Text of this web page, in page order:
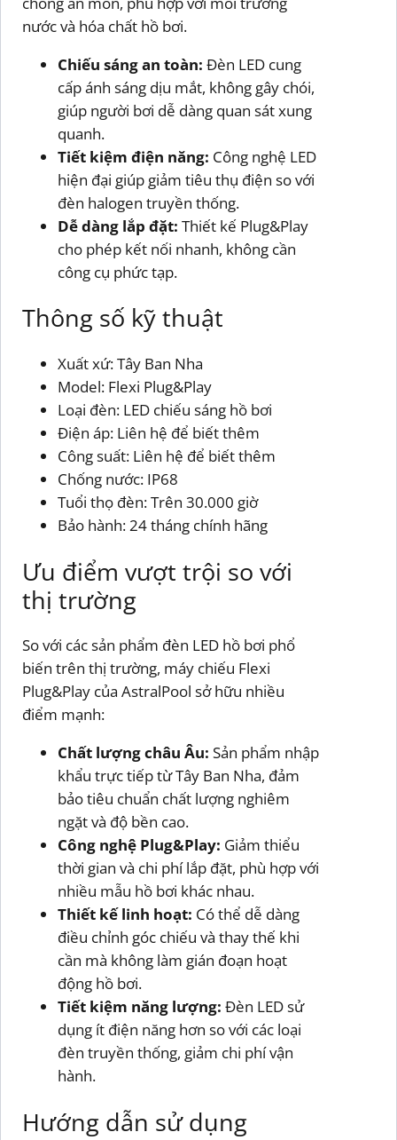
nước và hóa chất hồ bơi.
Chiếu sáng an toàn: Đèn LED cung
cấp ánh sáng dịu mắt, không gây chói,
giúp người bơi dễ dàng quan sát xung
quanh.
Tiết kiệm điện năng: Công nghệ LED
hiện đại giúp giảm tiêu thụ điện so với
đèn halogen truyền thống.
Dễ dàng lắp đặt: Thiết kế Plug&Play
cho phép kết nối nhanh, không cần
công cụ phức tạp.
Thông số kỹ thuật
Xuất xứ: Tây Ban Nha
Model: Flexi Plug&Play
Loại đèn: LED chiếu sáng hồ bơi
Điện áp: Liên hệ để biết thêm
Công suất: Liên hệ để biết thêm
Chống nước: IP68
Tuổi thọ đèn: Trên 30.000 giờ
Bảo hành: 24 tháng chính hãng
Ưu điểm vượt trội so với
thị trường
So với các sản phẩm đèn LED hồ bơi phổ
biến trên thị trường, máy chiếu Flexi
Plug&Play của AstralPool sở hữu nhiều
điểm mạnh:
Chất lượng châu Âu: Sản phẩm nhập
khẩu trực tiếp từ Tây Ban Nha, đảm
bảo tiêu chuẩn chất lượng nghiêm
ngặt và độ bền cao.
Công nghệ Plug&Play: Giảm thiểu
thời gian và chi phí lắp đặt, phù hợp với
nhiều mẫu hồ bơi khác nhau.
Thiết kế linh hoạt: Có thể dễ dàng
điều chỉnh góc chiếu và thay thế khi
cần mà không làm gián đoạn hoạt
động hồ bơi.
Tiết kiệm năng lượng: Đèn LED sử
dụng ít điện năng hơn so với các loại
đèn truyền thống, giảm chi phí vận
hành.
Hướng dẫn sử dụng